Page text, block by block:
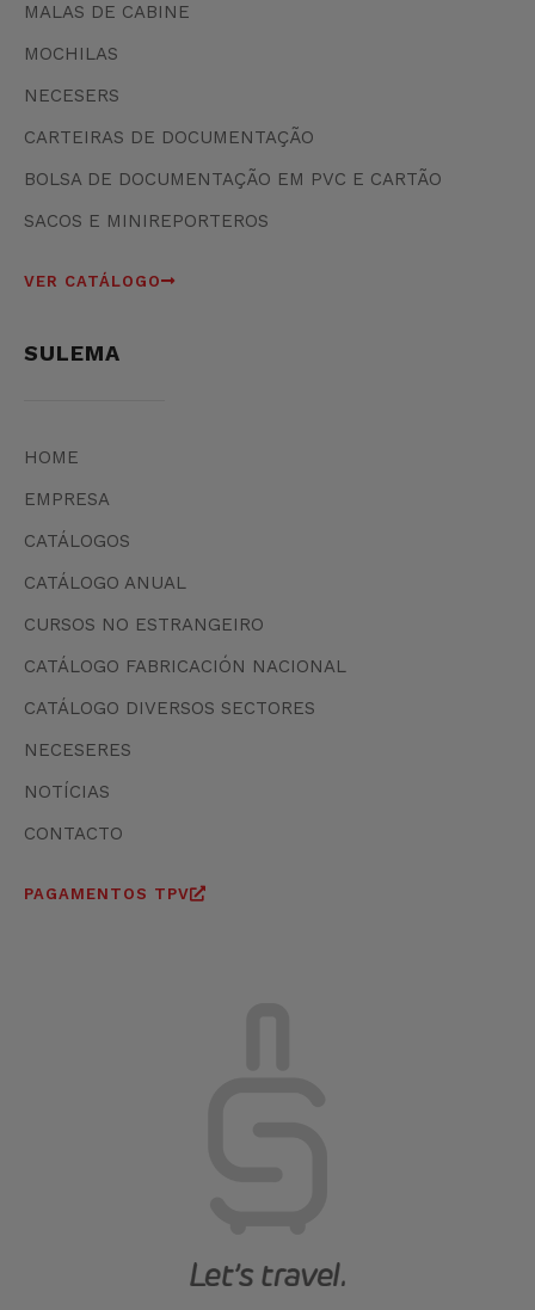
MALAS DE CABINE
MOCHILAS
NECESERS
CARTEIRAS DE DOCUMENTAÇÃO
BOLSA DE DOCUMENTAÇÃO EM PVC E CARTÃO
SACOS E MINIREPORTEROS
VER CATÁLOGO
SULEMA
HOME
EMPRESA
CATÁLOGOS
CATÁLOGO ANUAL
CURSOS NO ESTRANGEIRO
CATÁLOGO FABRICACIÓN NACIONAL
CATÁLOGO DIVERSOS SECTORES
NECESERES
NOTÍCIAS
CONTACTO
PAGAMENTOS TPV